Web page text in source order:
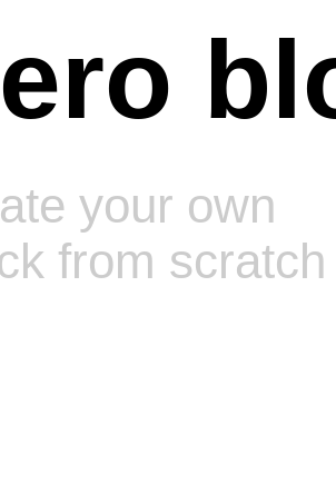
your own
from scratch